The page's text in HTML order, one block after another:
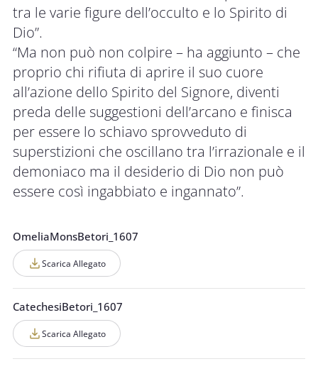
tra le varie figure dell’occulto e lo Spirito di
Dio”.
“Ma non può non colpire – ha aggiunto – che
proprio chi rifiuta di aprire il suo cuore
all’azione dello Spirito del Signore, diventi
preda delle suggestioni dell’arcano e finisca
per essere lo schiavo sprovveduto di
superstizioni che oscillano tra l’irrazionale e il
demoniaco ma il desiderio di Dio non può
essere così ingabbiato e ingannato”.
OmeliaMonsBetori_1607
Scarica Allegato
CatechesiBetori_1607
Scarica Allegato